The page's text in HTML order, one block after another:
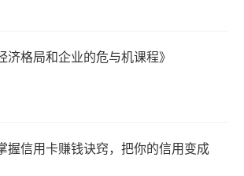
济格局和企业的危与机课程》
握信用卡赚钱诀窍，把你的信用变成